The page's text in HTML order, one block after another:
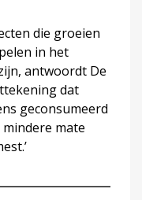
die groeien
in het
antwoordt De
dat
geconsumeerd
mate